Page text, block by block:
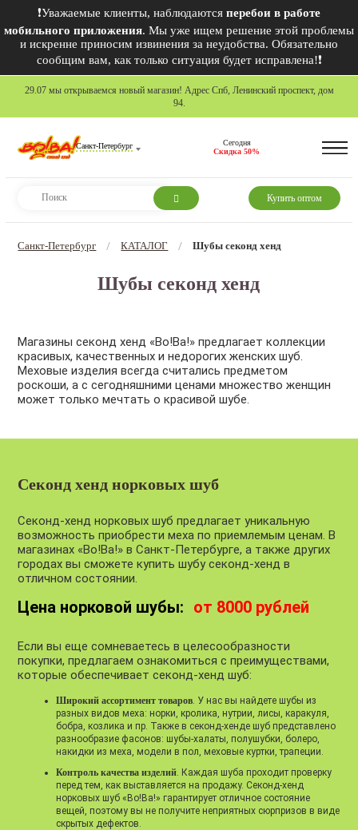
❗Уважаемые клиенты, наблюдаются перебои в работе
мобильного приложения. Мы уже ищем решение этой проблемы
и искренне приносим извинения за неудобства. Обязательно
сообщим вам, как только ситуация будет исправлена!❗
29.07 мы открываемся новый магазин! Адрес Спб, Ленинский проспект, дом
94.
Санкт-Петербург
Сегодня
Скидка 50%
Купить оптом
Санкт-Петербург / КАТАЛОГ / Шубы секонд хенд
Шубы секонд хенд
Магазины секонд хенд «Во!Ва!» предлагает коллекции
красивых, качественных и недорогих женских шуб.
Меховые изделия всегда считались предметом
роскоши, а с сегодняшними ценами множество женщин
может только мечтать о красивой шубе.
Секонд хенд норковых шуб
Секонд-хенд норковых шуб предлагает уникальную
возможность приобрести меха по приемлемым ценам. В
магазинах «Во!Ва!» в Санкт-Петербурге, а также других
городах вы сможете купить шубу секонд-хенд в
отличном состоянии.
Цена норковой шубы: от 8000 рублей
Если вы еще сомневаетесь в целесообразности
покупки, предлагаем ознакомиться с преимуществами,
которые обеспечивает секонд-хенд шуб:
Широкий ассортимент товаров . У нас вы найдете шубы из
разных видов меха: норки, кролика, нутрии, лисы, каракуля,
бобра, козлика и пр. Также в секонд-хенде шуб представлено
разнообразие фасонов: шубы-халаты, полушубки, болеро,
накидки из меха, модели в пол, меховые куртки, трапеции.
Контроль качества изделий . Каждая шуба проходит проверку
перед тем, как выставляется на продажу. Секонд-хенд
норковых шуб «Во!Ва!» гарантирует отличное состояние
вещей, поэтому вы не получите неприятных сюрпризов в виде
скрытых дефектов.